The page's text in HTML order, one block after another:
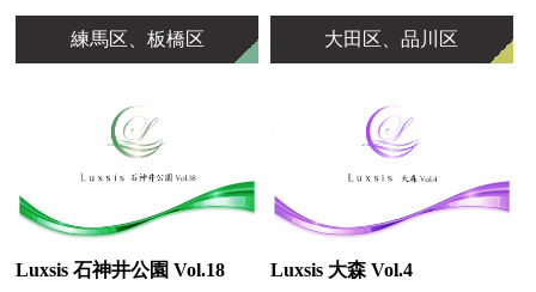
練馬区、板橋区
Luxsis 石神井公園 Vol.18
大田区、品川区
Luxsis 大森 Vol.4